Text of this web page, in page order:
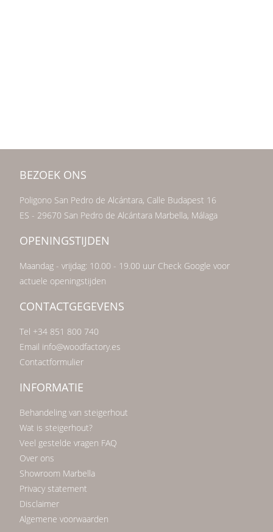
BEZOEK ONS
Poligono San Pedro de Alcántara, Calle Budapest 16
ES - 29670 San Pedro de Alcántara Marbella, Málaga
OPENINGSTIJDEN
Maandag - vrijdag: 10.00 - 19.00 uur Check Google voor
actuele openingstijden
CONTACTGEGEVENS
Tel +34 851 800 740
Email info@woodfactory.es
Contactformulier
INFORMATIE
Behandeling van steigerhout
Wat is steigerhout?
Veel gestelde vragen FAQ
Over ons
Showroom Marbella
Privacy statement
Disclaimer
Algemene voorwaarden